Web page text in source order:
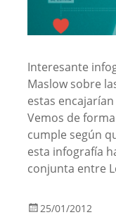
Interesante
Maslow sobre
estas
Vemos de
cumple según
esta infografía
conjunta entre
25/01/2012